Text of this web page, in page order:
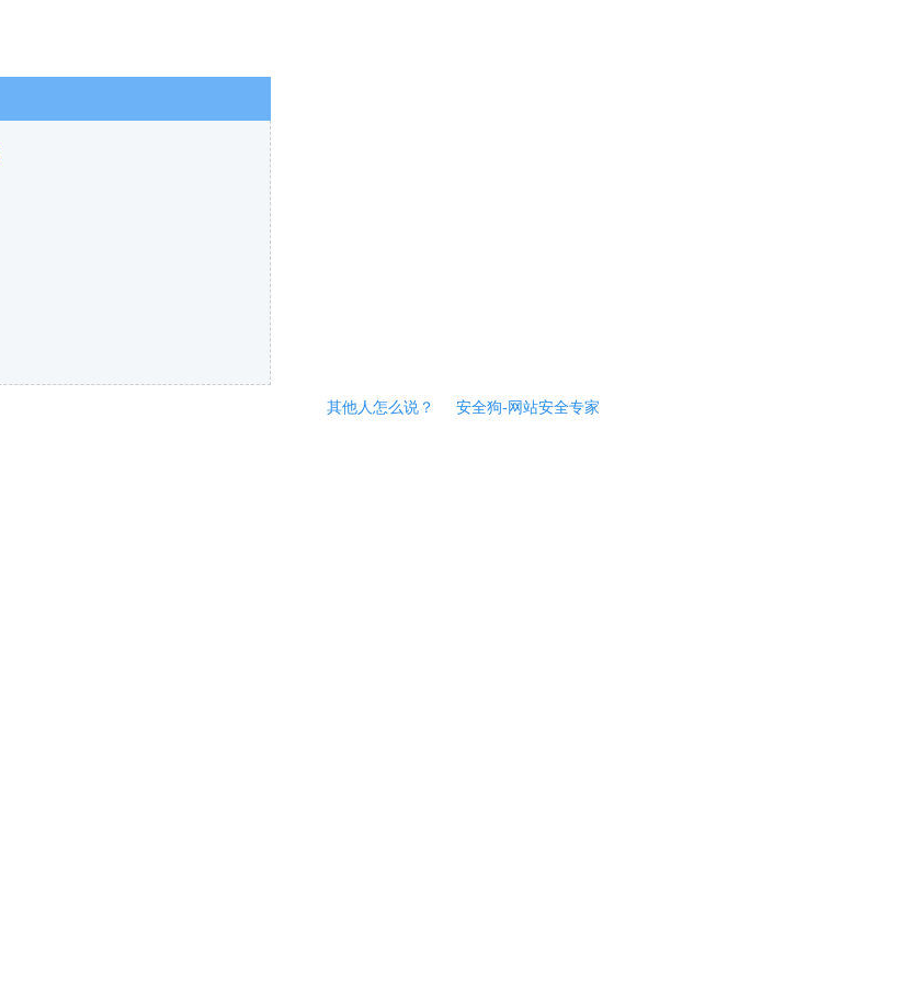
其他人怎么说？ 安全狗-网站安全专家